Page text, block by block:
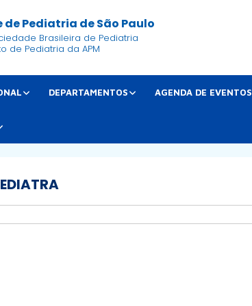
de Pediatria de São Paulo
Brasileira de Pediatria
de Pediatria da APM
DEPARTAMENTOS AGENDA DE EVENTOS